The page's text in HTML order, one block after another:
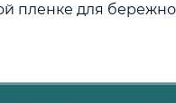
пленке для